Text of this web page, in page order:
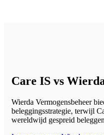
Care IS vs
Wierda Vermogensbeheer
beleggingsstrategie, terwijl
wereldwijd gespreid